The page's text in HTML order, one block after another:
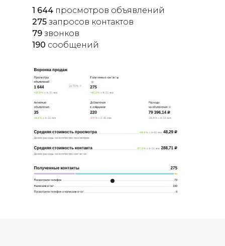
1 644 просмотров объявлений
275 запросов контактов
79 звонков
190 сообщений